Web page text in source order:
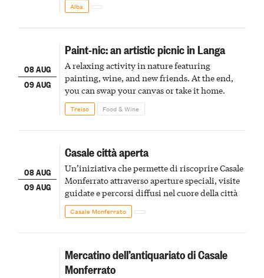
Alba
08 AUG
09 AUG
Paint-nic: an artistic picnic in Langa
A relaxing activity in nature featuring
painting, wine, and new friends. At the end,
you can swap your canvas or take it home.
Treiso Food & Wine
08 AUG
09 AUG
Casale città aperta
Un’iniziativa che permette di riscoprire Casale
Monferrato attraverso aperture speciali, visite
guidate e percorsi diffusi nel cuore della città
Casale Monferrato
Mercatino dell’antiquariato di Casale
Monferrato